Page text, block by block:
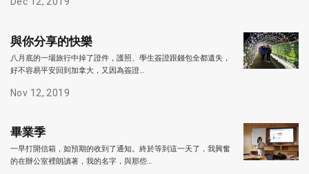
與你分享的快樂
八月底的一場旅行中掉了證件，護照、學生簽證跟錢包全都遺失，
好不容易平安回到加拿大，又因為簽證…
Nov 12, 2019
畢業季
一早打開信箱，如預期的收到了通知。終於等到這一天了，我興奮
的在辦公室裡朗讀著，我的名字，與那些…